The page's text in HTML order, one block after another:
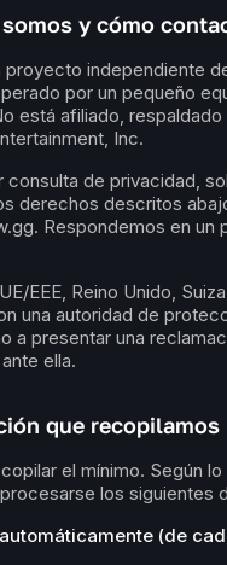
y cómo
proyecto independiente
por un pequeño
está afiliado,
Inc.
consulta de privacidad,
derechos descritos
Respondemos en un
EEE, Reino Unido,
una autoridad de
a presentar una
ella.
que recopilamos
el mínimo. Según
los siguientes
(de